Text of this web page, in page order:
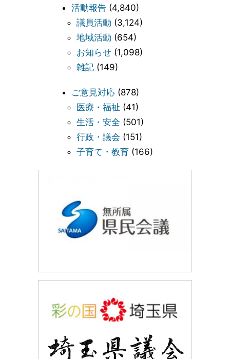
活動報告 (4,840)
議員活動 (3,124)
地域活動 (654)
お知らせ (1,098)
雑記 (149)
ご意見対応 (878)
医療・福祉 (41)
生活・安全 (501)
行政・議会 (151)
子育て・教育 (166)